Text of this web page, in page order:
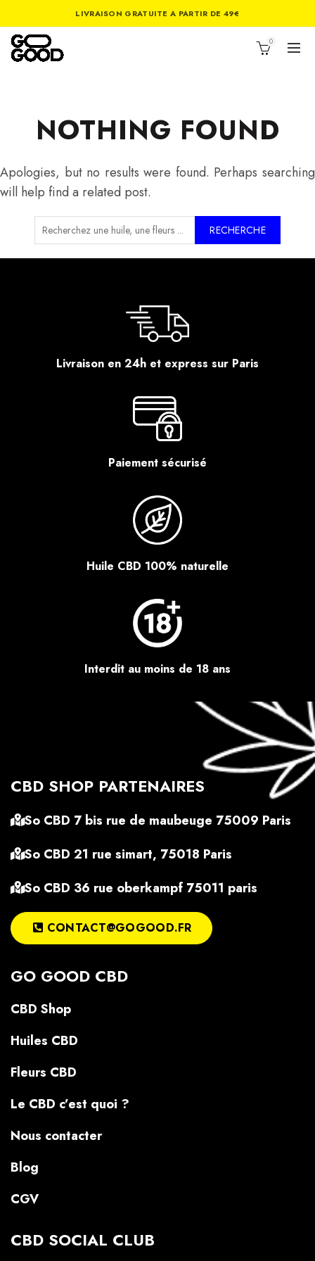
LIVRAISON GRATUITE A PARTIR DE 49€
0
NOTHING FOUND
Apologies, but no results were found. Perhaps searching
will help find a related post.
RECHERCHE
Livraison en 24h et express sur Paris
Paiement sécurisé
Huile CBD 100% naturelle
Interdit au moins de 18 ans
CBD SHOP PARTENAIRES
So CBD 7 bis rue de maubeuge 75009 Paris
So CBD 21 rue simart, 75018 Paris
So CBD 36 rue oberkampf 75011 paris
CONTACT@GOGOOD.FR
GO GOOD CBD
CBD Shop
Huiles CBD
Fleurs CBD
Le CBD c’est quoi ?
Nous contacter
Blog
CGV
CBD SOCIAL CLUB